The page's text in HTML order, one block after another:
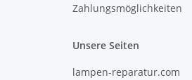
Zahlungsmöglichkeiten
Unsere Seiten
lampen-reparatur.com